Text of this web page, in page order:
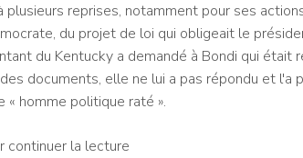
plusieurs reprises, notamment pour ses
du projet de loi qui obligeait le
du Kentucky a demandé à Bondi qui
documents, elle ne lui a pas répondu et
« homme politique raté ».
continuer la lecture